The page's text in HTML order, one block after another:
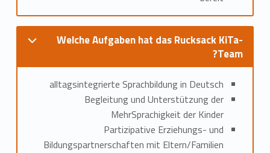
Welche Aufgaben hat das Rucksack KiTa-
Team?
alltagsintegrierte Sprachbildung in Deutsch
Begleitung und Unterstützung der
MehrSprachigkeit der Kinder
Partizipative Erziehungs- und
Bildungspartnerschaften mit Eltern/Familien